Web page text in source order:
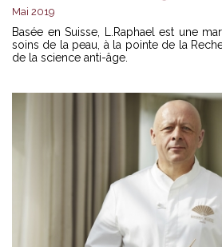
Mai 2019
Basée en Suisse, L.Raphael est une
soins de la peau, à la pointe de la
de la science anti-âge.